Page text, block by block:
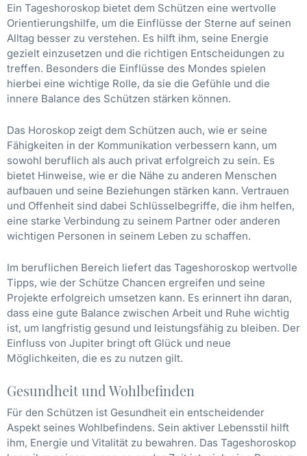
Ein Tageshoroskop bietet dem Schützen eine wertvolle
Orientierungshilfe, um die Einflüsse der Sterne auf seinen
Alltag besser zu verstehen. Es hilft ihm, seine Energie
gezielt einzusetzen und die richtigen Entscheidungen zu
treffen. Besonders die Einflüsse des Mondes spielen
hierbei eine wichtige Rolle, da sie die Gefühle und die
innere Balance des Schützen stärken können.
Das Horoskop zeigt dem Schützen auch, wie er seine
Fähigkeiten in der Kommunikation verbessern kann, um
sowohl beruflich als auch privat erfolgreich zu sein. Es
bietet Hinweise, wie er die Nähe zu anderen Menschen
aufbauen und seine Beziehungen stärken kann. Vertrauen
und Offenheit sind dabei Schlüsselbegriffe, die ihm helfen,
eine starke Verbindung zu seinem Partner oder anderen
wichtigen Personen in seinem Leben zu schaffen.
Im beruflichen Bereich liefert das Tageshoroskop wertvolle
Tipps, wie der Schütze Chancen ergreifen und seine
Projekte erfolgreich umsetzen kann. Es erinnert ihn daran,
dass eine gute Balance zwischen Arbeit und Ruhe wichtig
ist, um langfristig gesund und leistungsfähig zu bleiben. Der
Einfluss von Jupiter bringt oft Glück und neue
Möglichkeiten, die es zu nutzen gilt.
Gesundheit und Wohlbefinden
Für den Schützen ist Gesundheit ein entscheidender
Aspekt seines Wohlbefindens. Sein aktiver Lebensstil hilft
ihm, Energie und Vitalität zu bewahren. Das Tageshoroskop